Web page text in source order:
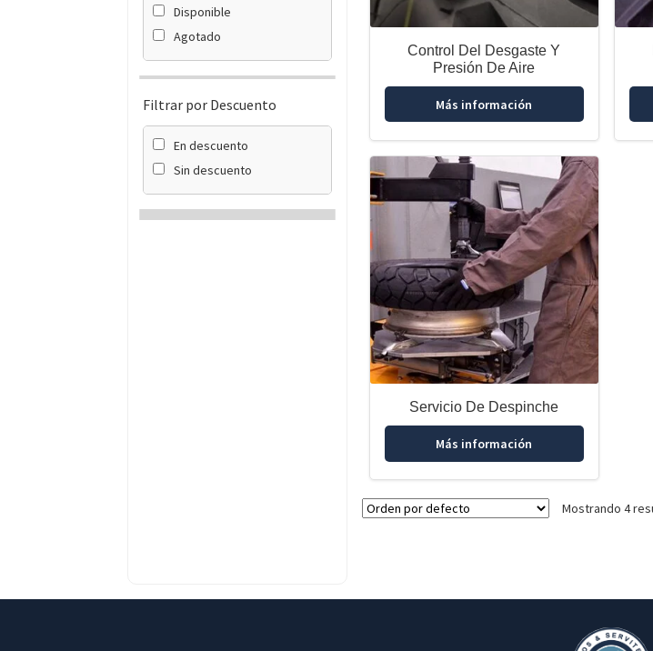
Disponible
Agotado
Filtrar por Descuento
En descuento
Sin descuento
Control Del Desgaste Y
Presión De Aire
Más información
Servicio De Despinche
Más información
Mostrando 4